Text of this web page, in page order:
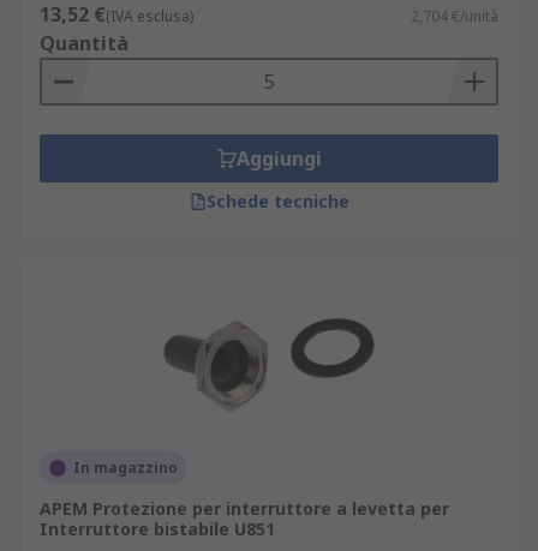
13,52 €(IVA esclusa) 2,704 €/unità
Quantità
Aggiungi
Schede tecniche
In magazzino
APEM Protezione per interruttore a levetta per
Interruttore bistabile U851